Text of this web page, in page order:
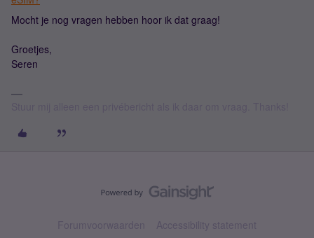
Mocht je nog vragen hebben hoor ik dat graag!
Groetjes,
Seren
Forumvoorwaarden Accessibility statement